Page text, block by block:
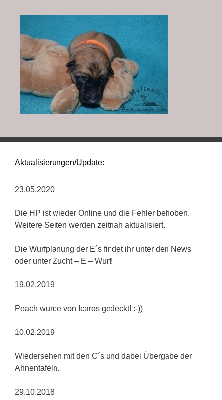
Aktualisierungen/Update:
23.05.2020
Die HP ist wieder Online und die Fehler behoben.
Weitere Seiten werden zeitnah aktualisiert.
Die Wurfplanung der E´s findet ihr unter den News
oder unter Zucht – E – Wurf!
19.02.2019
Peach wurde von Icaros gedeckt! :-))
10.02.2019
Wiedersehen mit den C´s und dabei Übergabe der
Ahnentafeln.
29.10.2018